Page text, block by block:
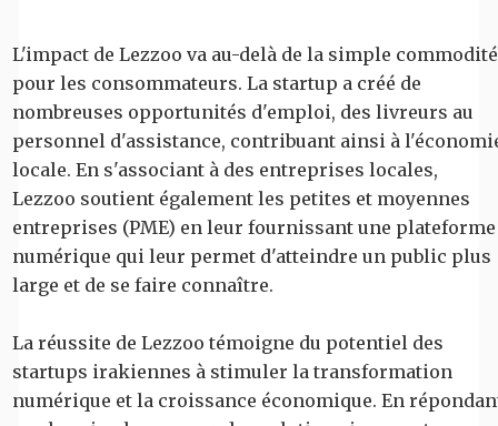
L'impact de Lezzoo va au-delà de la simple commodité
pour les consommateurs. La startup a créé de
nombreuses opportunités d'emploi, des livreurs au
personnel d'assistance, contribuant ainsi à
locale. En s'associant à des entreprises locales,
Lezzoo soutient également les petites et moyennes
entreprises (PME) en leur fournissant une plateforme
numérique qui leur permet d'atteindre un public plus
large et de se faire connaître.
La réussite de Lezzoo témoigne du potentiel des
startups irakiennes à stimuler la transformation
numérique et la croissance économique. En